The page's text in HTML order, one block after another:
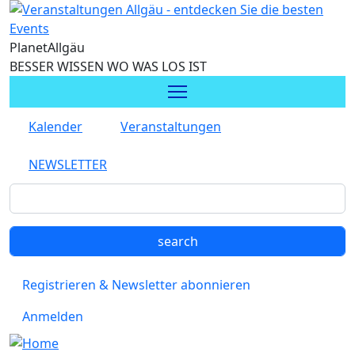
Direkt zum Inhalt
PlanetAllgäu
BESSER WISSEN WO WAS LOS IST
Kalender Veranstaltungen
NEWSLETTER
Registrieren & Newsletter abonnieren
Anmelden